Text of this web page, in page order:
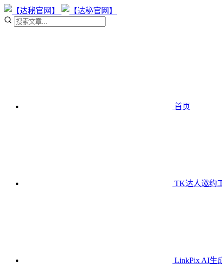
首页
TK达人邀约
LinkPix AI生